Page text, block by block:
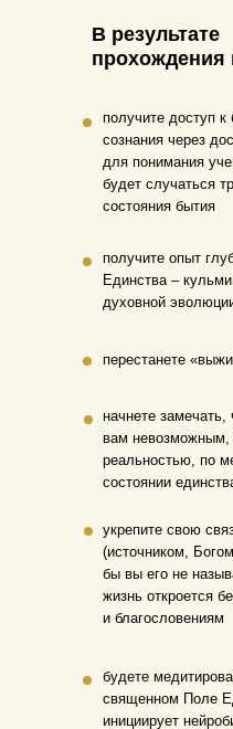
В результате
прохождения
получите доступ к
сознания через
для понимания
будет случаться
состояния бытия
получите опыт
Единства –
духовной
начнете замечать,
вам невозможным,
реальностью, по
состоянии
укрепите свою
(источником,
бы вы его не
жизнь откроется
и благословениям
будете
священном Поле
инициирует
перестанете